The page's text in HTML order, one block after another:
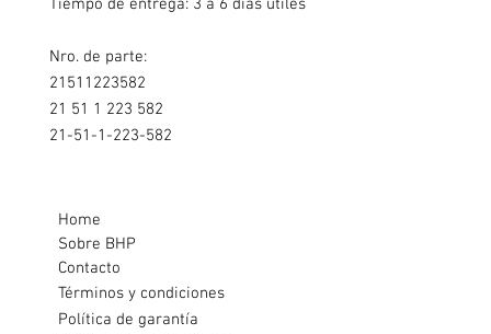
Tiempo de entrega: 3 a 6 días útiles
Nro. de parte:
21511223582
21 51 1 223 582
21-51-1-223-582
Home
Sobre BHP
Contacto
Términos y condiciones
Política de garantía